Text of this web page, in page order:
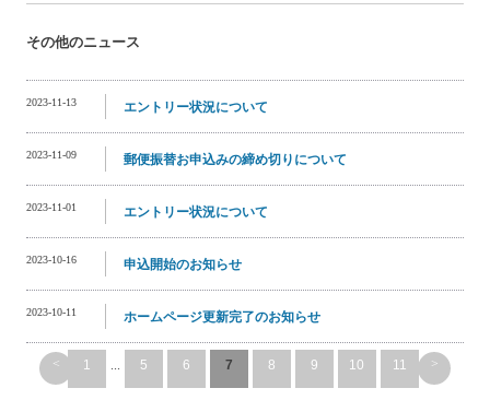
その他のニュース
2023-11-13 エントリー状況について
2023-11-09 郵便振替お申込みの締め切りについて
2023-11-01 エントリー状況について
2023-10-16 申込開始のお知らせ
2023-10-11 ホームページ更新完了のお知らせ
< 1 ... 5 6 7 8 9 10 11 >